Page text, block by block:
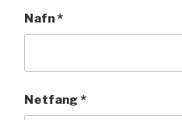
Nafn*
Netfang *